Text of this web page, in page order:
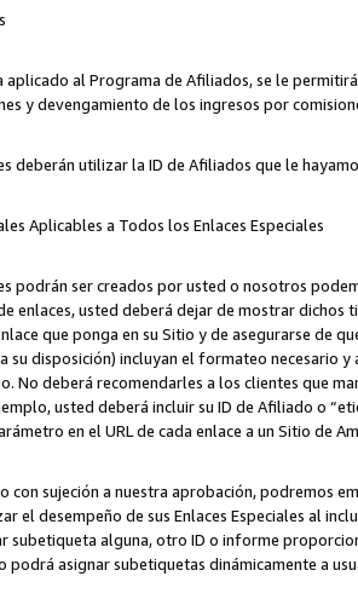
aplicado al Programa de Afiliados, se le
y devengamiento de los ingresos por
deberán utilizar la ID de Afiliados que le
Aplicables a Todos los Enlaces Especiales
podrán ser creados por usted o nosotros
enlaces, usted deberá dejar de mostrar dichos
que ponga en su Sitio y de asegurarse de
su disposición) incluyan el formateo necesario
No deberá recomendarles a los clientes que
usted deberá incluir su ID de Afiliado o
en el URL de cada enlace a un Sitio de
con sujeción a nuestra aprobación, podremos
el desempeño de sus Enlaces Especiales al
subetiqueta alguna, otro ID o informe
podrá asignar subetiquetas dinámicamente a